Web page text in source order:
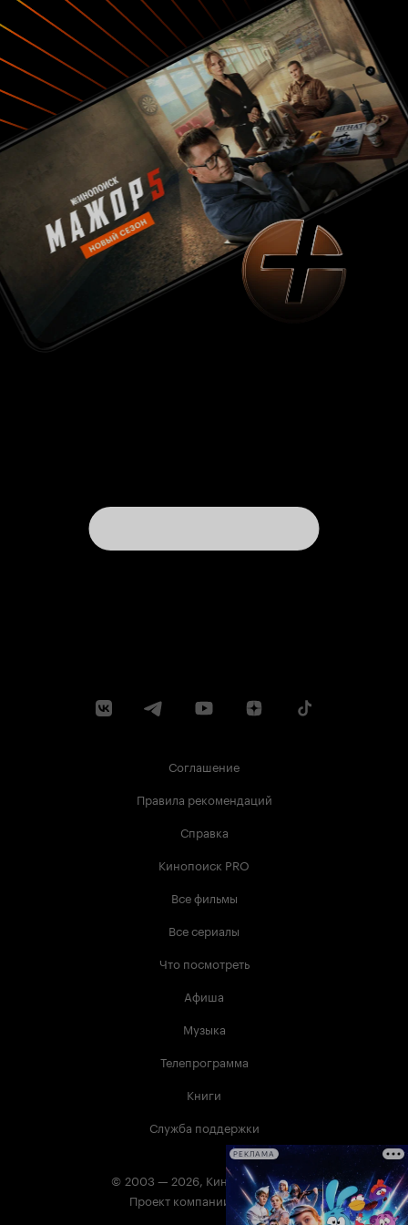
Соглашение
Правила рекомендаций
Справка
Кинопоиск PRO
Все фильмы
Все сериалы
Что посмотреть
Афиша
Музыка
Телепрограмма
Книги
Служба поддержки
© 2003 — 2026, Кинопоиск 18+
Проект компании
РЕКЛАМА